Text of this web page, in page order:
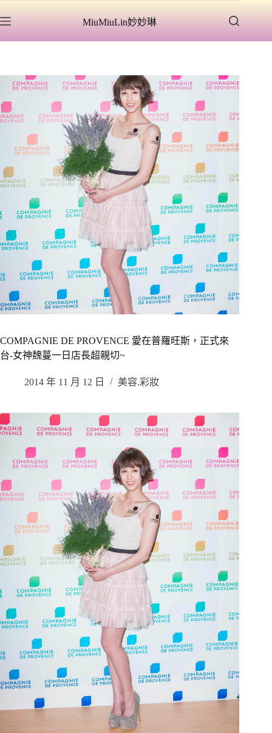
至
MiuMiuLin妙妙琳
COMPAGNIE DE PROVENCE 愛在普羅旺斯，正式來
台-女神魏蔓一日店長超親切~
2014 年 11 月 12 日 美容.彩妝